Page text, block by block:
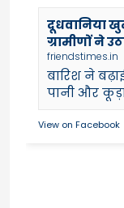
दूधवानिया
ग्रामीणों ने
friendstimes.in
बारिश ने
पानी और
View on Facebook